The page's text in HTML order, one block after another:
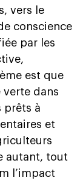
vers le
conscience
par les
est que
verte dans
prêts à
et
autant, tout
l’impact